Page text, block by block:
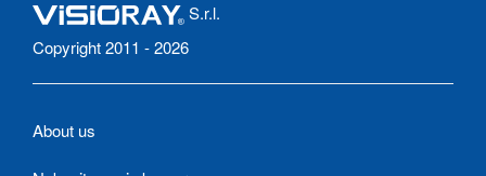
S.r.l.
Copyright 2011 - 2026
About us